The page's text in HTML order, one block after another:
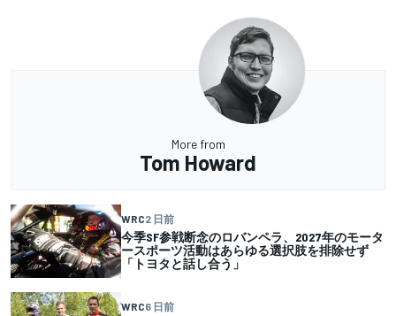
More from
Tom Howard
WRC2 日前
今季SF参戦断念のロバンペラ、2027年のモータ
ースポーツ活動はあらゆる選択肢を排除せず
「トヨタと話し合う」
WRC6 日前